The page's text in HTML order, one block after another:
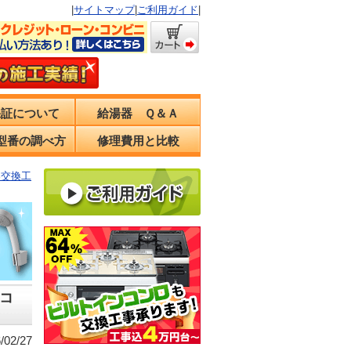
サイトマップ| ご利用ガイド
について 給湯器 Ｑ＆Ａ
番の調べ方 修理費用と比較
換工
02/27